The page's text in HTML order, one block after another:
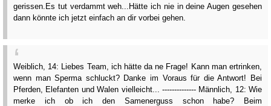
gerissen.Es tut verdammt weh...Hätte ich nie in deine Augen gesehen
dann könnte ich jetzt einfach an dir vorbei gehen.
Weiblich, 14: Liebes Team, ich hätte da ne Frage! Kann man ertrinken,
wenn man Sperma schluckt? Danke im Voraus für die Antwort! Bei
Pferden, Elefanten und Walen vielleicht... -------------- Männlich, 12: Wie
merke ich ob ich den Samenerguss schon habe? Beim